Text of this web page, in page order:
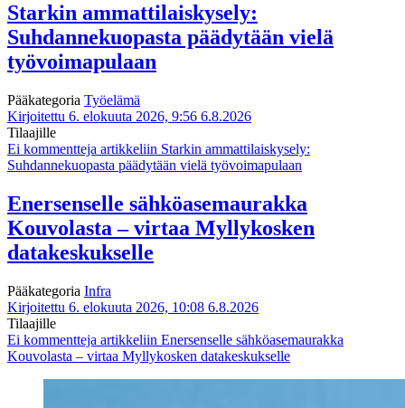
Starkin ammattilaiskysely:
Suhdannekuopasta päädytään vielä
työvoimapulaan
Pääkategoria Työelämä
Kirjoitettu 6. elokuuta 2026, 9:56 6.8.2026
Tilaajille
Ei kommentteja artikkeliin Starkin ammattilaiskysely:
Suhdannekuopasta päädytään vielä työvoimapulaan
Enersenselle sähköasemaurakka
Kouvolasta – virtaa Myllykosken
datakeskukselle
Pääkategoria Infra
Kirjoitettu 6. elokuuta 2026, 10:08 6.8.2026
Tilaajille
Ei kommentteja artikkeliin Enersenselle sähköasemaurakka
Kouvolasta – virtaa Myllykosken datakeskukselle